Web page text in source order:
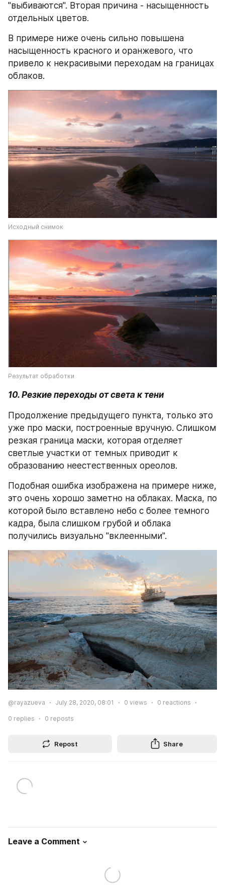
"выбиваются". Вторая причина - насыщенность
отдельных цветов.
В примере ниже очень сильно повышена
насыщенность красного и оранжевого, что
привело к некрасивыми переходам на границах
облаков.
Исходный снимок
Результат обработки
10. Резкие переходы от света к тени
Продолжение предыдущего пункта, только это
уже про маски, построенные вручную. Слишком
резкая граница маски, которая отделяет
светлые участки от темных приводит к
образованию неестественных ореолов.
Подобная ошибка изображена на примере ниже,
это очень хорошо заметно на облаках. Маска, по
которой было вставлено небо с более темного
кадра, была слишком грубой и облака
получились визуально "вклеенными".
@rayazueva July 28, 2020, 08:01 0 views 0 reactions
0 replies 0 reposts
Repost Share
Leave a Comment